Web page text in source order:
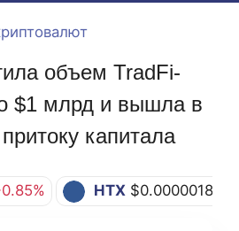
объем TradFi-
$1 млрд и вышла в
капитала
HTX $0.0000018